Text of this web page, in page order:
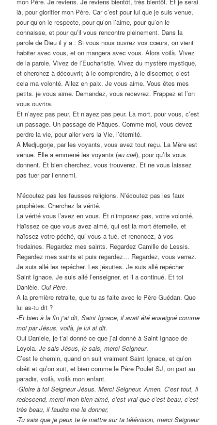
là, pour glorifier mon Père. Car c’est pour lui que je suis venue,
pour qu’on le respecte, pour qu’on l’aime, pour qu’on le
connaisse, et pour qu’il vous rencontre pleinement. Dans la
parole de Dieu il y a : Si vous nous ouvrez vos cœurs, on vient
habiter avec vous, et on mangera avec vous. Alors voilà. Vivez
de la parole. Vivez de l’Eucharistie. Vivez du mystère mystique,
et cherchez à découvrir, à le comprendre, à le discerner, c’est
cela ma volonté. Allez en paix. Je vous aime. Vous êtes mes
petits. je vous aime. Demandez, vous recevrez. Frappez et l’on
vous ouvrira.
Et n’ayez pas peur. Et n’ayez pas peur. La mort, pour vous, c’est
un passage. Un passage de Pâques. Comme moi, vous devez
perdre la vie, pour aller vers la Vie, l’éternité.
A Medjugorje, par les voyants, vous avez tout reçu. La Mère est
venue. Elle a emmené les voyants (au ciel), pour qu’ils vous
donnent. Et bien cherchez, vous trouverez. Et ne vous laissez
pas tuer par l’ennemi.
N’écoutez pas les fausses religions. N’écoutez pas les faux
prophètes. Cherchez la vérité.
La vérité vous l’avez en vous. Et n’imposez pas, votre volonté.
Haïssez ce que vous avez aimé, qui est la mort éternelle, et
haïssez votre péché, qui vous a tué, et renoncez, à vos
fredaines. Regardez mes saints. Regardez Camille de Lessis.
Regardez mes saints et puis regardez… Regardez, vous verrez.
Je suis allé les repécher. Les jésuites. Je suis allé repécher
Saint Ignace. Je suis allé l’enseigner, et il a continué. Et toi
Danièle.Oui Père.
A la première retraite, que tu as faite avec le Père Guédan. Que
lui as-tu dit ?
-Et bien à la fin j’ai dit, Saint Ignace, il avait été enseigné comme
moi par Jésus, voilà, je lui ai dit.
Oui Daniele, je t’ai donné ce que j’ai donné à Saint Ignace de
Loyola.Je sais Jésus, je sais, merci Seigneur.
C’est le chemin, quand on suit vraiment Saint Ignace, et qu’on
obéit et qu’on suit, et bien comme le Père Poulet SJ, on part au
paradis, voilà, voilà mon enfant.
-Gloire à toi Seigneur Jésus. Merci Seigneur. Amen. C’est tout, il
redescend, merci mon bien-aimé, c’est vrai que c’est beau, c’est
très beau, il faudra me le donner,
-Tu sais que je peux te le mettre sur ta télévision, merci Seigneur